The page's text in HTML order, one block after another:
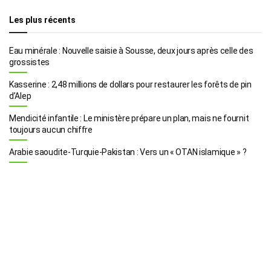
Les plus récents
Eau minérale : Nouvelle saisie à Sousse, deux jours après celle des
grossistes
Kasserine : 2,48 millions de dollars pour restaurer les forêts de pin
d’Alep
Mendicité infantile : Le ministère prépare un plan, mais ne fournit
toujours aucun chiffre
Arabie saoudite-Turquie-Pakistan : Vers un « OTAN islamique » ?